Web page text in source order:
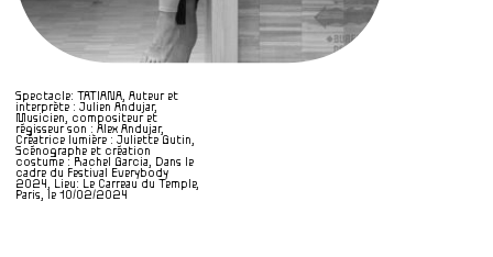
Spectacle: TATIANA, Auteur et
interprète : Julien Andujar,
Musicien, compositeur et
régisseur son : Alex Andujar,
Créatrice lumière : Juliette Gutin,
Scénographe et création
costume : Rachel Garcia, Dans le
cadre du Festival Everybody
2024, Lieu: Le Carreau du Temple,
Paris, le 10/02/2024